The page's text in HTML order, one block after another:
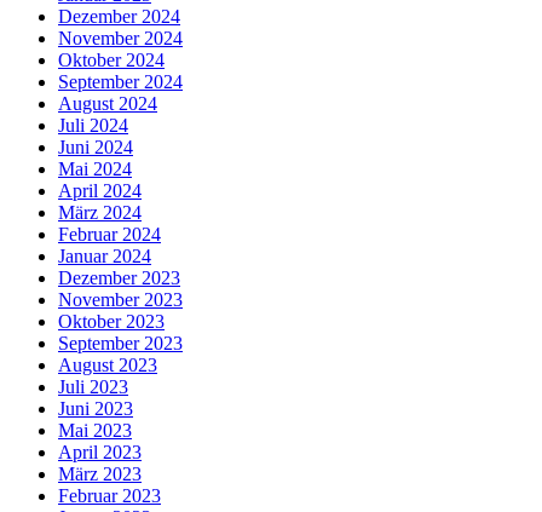
Dezember 2024
November 2024
Oktober 2024
September 2024
August 2024
Juli 2024
Juni 2024
Mai 2024
April 2024
März 2024
Februar 2024
Januar 2024
Dezember 2023
November 2023
Oktober 2023
September 2023
August 2023
Juli 2023
Juni 2023
Mai 2023
April 2023
März 2023
Februar 2023